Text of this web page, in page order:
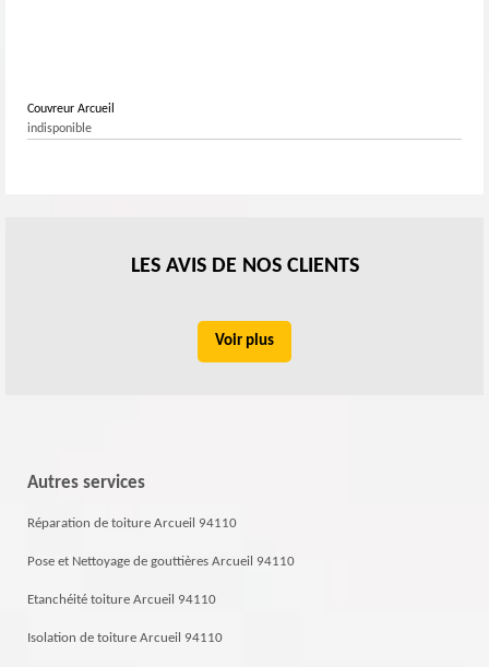
Couvreur Arcueil
indisponible
LES AVIS DE NOS CLIENTS
Voir plus
Autres services
Réparation de toiture Arcueil 94110
Pose et Nettoyage de gouttières Arcueil 94110
Etanchéité toiture Arcueil 94110
Isolation de toiture Arcueil 94110